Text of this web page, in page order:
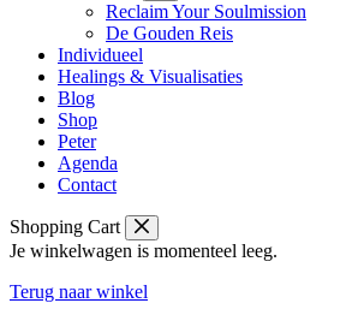
Reclaim Your Soulmission
De Gouden Reis
Individueel
Healings & Visualisaties
Blog
Shop
Peter
Agenda
Contact
Shopping Cart
Je winkelwagen is momenteel leeg.
Terug naar winkel